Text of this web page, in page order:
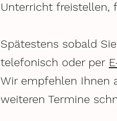
Unterricht freistellen,
Spätestens sobald
telefonisch oder per
Wir empfehlen Ihnen
weiteren Termine